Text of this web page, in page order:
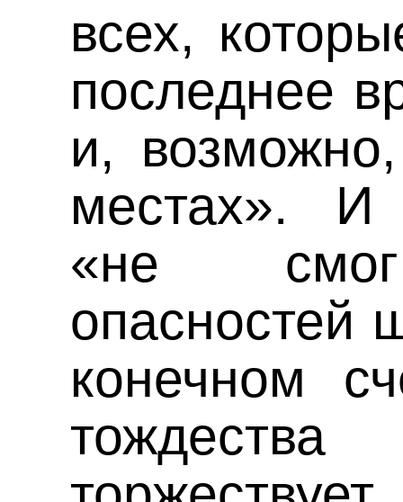
всех,
последнее
и,
местах». И
«не смог
опасностей
конечном